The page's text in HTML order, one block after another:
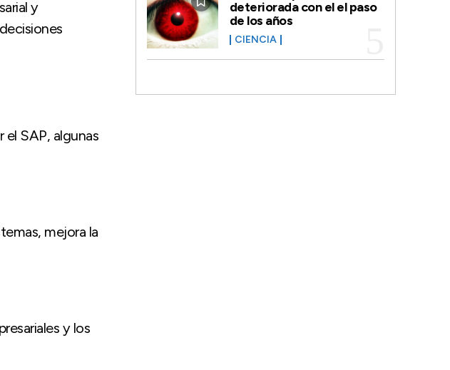
y
SAP, algunas
mejora la
y los
deteriorada con el el paso
de los años
CIENCIA